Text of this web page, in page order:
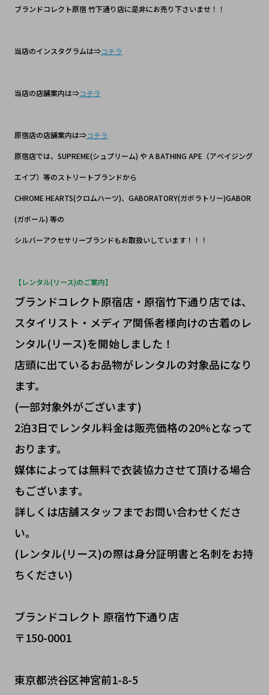
ブランドコレクト原宿 竹下通り店に是非にお売り下さいませ！！
当店のインスタグラムは⇒コチラ
当店の店舗案内は⇒コチラ
原宿店の店舗案内は⇒コチラ
原宿店では、SUPREME(シュプリーム) や A BATHING APE（アベイジング
エイプ）等のストリートブランドから
CHROME HEARTS(クロムハーツ)、GABORATORY(ガボラトリー)GABOR
(ガボール) 等の
シルバーアクセサリーブランドもお取扱いしています！！！
【レンタル(リース)のご案内】
ブランドコレクト原宿店・原宿竹下通り店では、
スタイリスト・メディア関係者様向けの古着のレ
ンタル(リース)を開始しました！
店頭に出ているお品物がレンタルの対象品になり
ます。
(一部対象外がございます)
2泊3日でレンタル料金は販売価格の20%となって
おります。
媒体によっては無料で衣装協力させて頂ける場合
もございます。
詳しくは店舗スタッフまでお問い合わせくださ
い。
(レンタル(リース)の際は身分証明書と名刺をお持
ちください)
ブランドコレクト 原宿竹下通り店
〒150-0001
東京都渋谷区神宮前1-8-5